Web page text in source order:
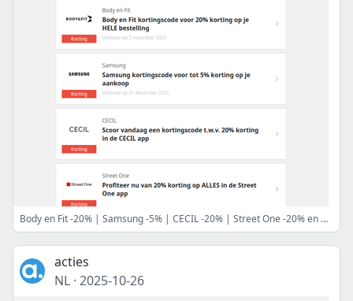
Body en Fit -20% | Samsung -5% | CECIL -20% | Street One -20% en meer
acties
NL · 2025-10-26